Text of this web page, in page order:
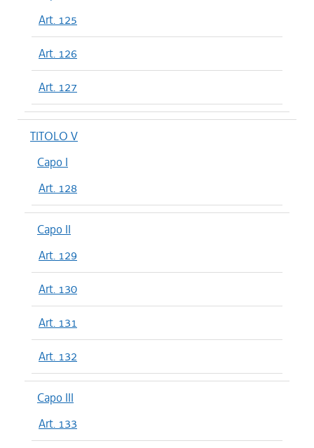
Art. 125
Art. 126
Art. 127
TITOLO V
Capo I
Art. 128
Capo II
Art. 129
Art. 130
Art. 131
Art. 132
Capo III
Art. 133